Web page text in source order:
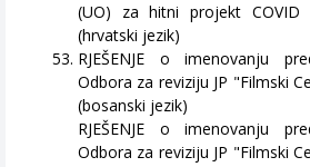
(UO) za hitni projekt COVID
(hrvatski jezik)
RJEŠENJE o imenovanju
Odbora za reviziju JP "Filmski
(bosanski jezik)
RJEŠENJE o imenovanju
Odbora za reviziju JP "Filmski